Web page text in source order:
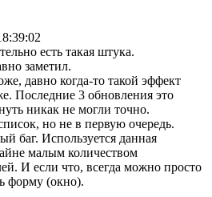
есть такая штука.
заметил.
давно когда-то такой эффект
Последние 3 обновления это
никак не могли точно.
но не в первую очередь.
баг. Используется данная
малым количеством
И если что, всегда можно просто
форму (окно).